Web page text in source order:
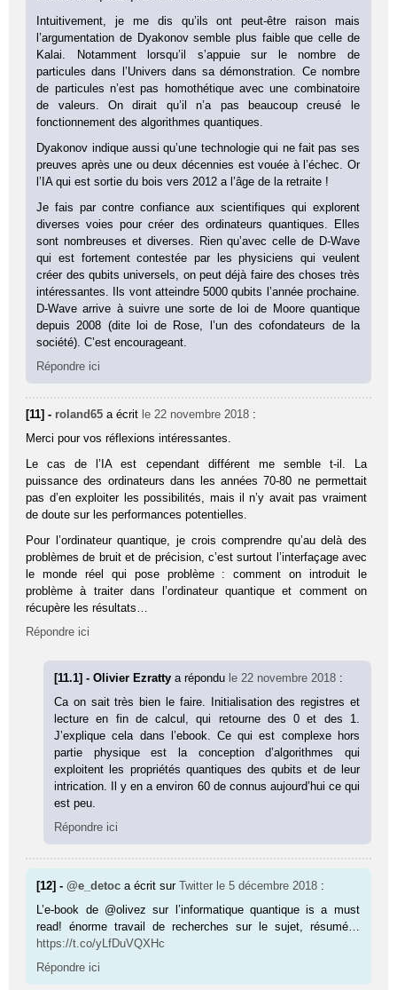
Intuitivement, je me dis qu’ils ont peut-être raison mais
l’argumentation de Dyakonov semble plus faible que celle de
Kalai. Notamment lorsqu’il s’appuie sur le nombre de
particules dans l’Univers dans sa démonstration. Ce nombre
de particules n’est pas homothétique avec une combinatoire
de valeurs. On dirait qu’il n’a pas beaucoup creusé le
fonctionnement des algorithmes quantiques.
Dyakonov indique aussi qu’une technologie qui ne fait pas ses
preuves après une ou deux décennies est vouée à l’échec. Or
l’IA qui est sortie du bois vers 2012 a l’âge de la retraite !
Je fais par contre confiance aux scientifiques qui explorent
diverses voies pour créer des ordinateurs quantiques. Elles
sont nombreuses et diverses. Rien qu’avec celle de D-Wave
qui est fortement contestée par les physiciens qui veulent
créer des qubits universels, on peut déjà faire des choses très
intéressantes. Ils vont atteindre 5000 qubits l’année prochaine.
D-Wave arrive à suivre une sorte de loi de Moore quantique
depuis 2008 (dite loi de Rose, l’un des cofondateurs de la
société). C’est encourageant.
Répondre ici
[11] - roland65 a écrit le 22 novembre 2018 :
Merci pour vos réflexions intéressantes.
Le cas de l’IA est cependant différent me semble t-il. La
puissance des ordinateurs dans les années 70-80 ne permettait
pas d’en exploiter les possibilités, mais il n’y avait pas vraiment
de doute sur les performances potentielles.
Pour l’ordinateur quantique, je crois comprendre qu’au delà des
problèmes de bruit et de précision, c’est surtout l’interfaçage avec
le monde réel qui pose problème : comment on introduit le
problème à traiter dans l’ordinateur quantique et comment on
récupère les résultats…
Répondre ici
[11.1] - Olivier Ezrattya répondu le 22 novembre 2018 :
Ca on sait très bien le faire. Initialisation des registres et
lecture en fin de calcul, qui retourne des 0 et des 1.
J’explique cela dans l’ebook. Ce qui est complexe hors
partie physique est la conception d’algorithmes qui
exploitent les propriétés quantiques des qubits et de leur
intrication. Il y en a environ 60 de connus aujourd’hui ce qui
est peu.
Répondre ici
[12] -@e_detoc a écrit surTwitter le 5 décembre 2018 :
L’e-book de @olivez sur l’informatique quantique is a must
read! énorme travail de recherches sur le sujet, résumé…
https://t.co/yLfDuVQXHc
Répondre ici